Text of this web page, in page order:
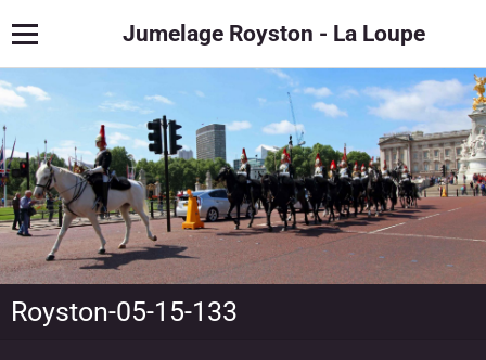
Jumelage Royston - La Loupe
Royston-05-15-133